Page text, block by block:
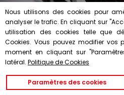
Nous utilisons des cookies pour
analyser le trafic. En cliquant sur
utilisation des cookies telle que
Cookies. Vous pouvez modifier vos
moment en cliquant sur
latéral. Politique de Cookies
Paramètres des cookies